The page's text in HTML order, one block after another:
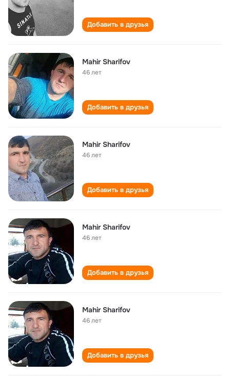
Добавить в друзья
Mahir Sharifov
46 лет
Добавить в друзья
Mahir Sharifov
46 лет
Добавить в друзья
Mahir Sharifov
46 лет
Добавить в друзья
Mahir Sharifov
46 лет
Добавить в друзья